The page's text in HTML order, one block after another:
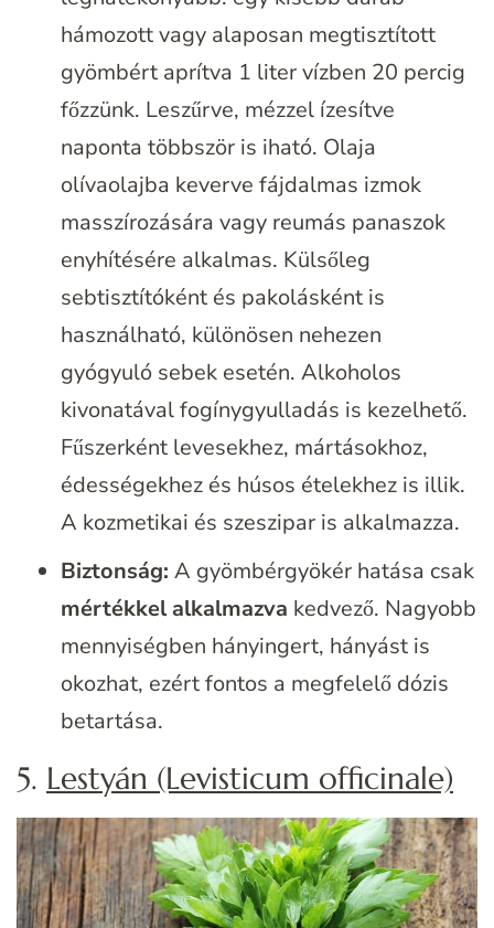
hámozott vagy alaposan megtisztított
gyömbért aprítva 1 liter vízben 20 percig
főzzünk. Leszűrve, mézzel ízesítve
naponta többször is iható. Olaja
olívaolajba keverve fájdalmas izmok
masszírozására vagy reumás panaszok
enyhítésére alkalmas. Külsőleg
sebtisztítóként és pakolásként is
használható, különösen nehezen
gyógyuló sebek esetén. Alkoholos
kivonatával fogínygyulladás is kezelhető.
Fűszerként levesekhez, mártásokhoz,
édességekhez és húsos ételekhez is illik.
A kozmetikai és szeszipar is alkalmazza.
Biztonság: A gyömbérgyökér hatása csak
mértékkel alkalmazva kedvező. Nagyobb
mennyiségben hányingert, hányást is
okozhat, ezért fontos a megfelelő dózis
betartása.
5. Lestyán (Levisticum officinale)